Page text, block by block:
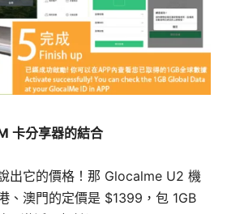
卡分享器的結合
出它的價格！那 Glocalme U2 機
、澳門的定價是 $1399，包 1GB